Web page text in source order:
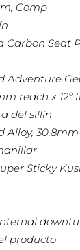
Comp
Carbon Seat
Adventure
reach x 12º
del sillín
Alloy, 30.8mm
Sticky
producto